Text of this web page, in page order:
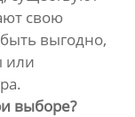
свою
выгодно,
или
выборе?